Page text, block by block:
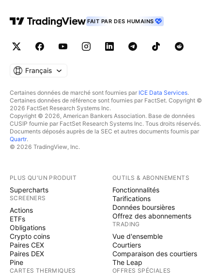
FAIT PAR DES HUMAINS
Français
Certaines données de marché sont fournies par ICE Data Services.
Certaines données de référence sont fournies par FactSet. Copyright ©
2026 FactSet Research Systems Inc.
Copyright © 2026, American Bankers Association. Base de données
CUSIP fournie par FactSet Research Systems Inc. Tous droits réservés.
Documents déposés auprès de la SEC et autres documents fournis par
Quartr.
© 2026 TradingView, Inc.
PLUS QU'UN PRODUIT
Supercharts
SCREENERS
Actions
ETFs
Obligations
Crypto coins
Paires CEX
Paires DEX
Pine
CARTES THERMIQUES
OUTILS & ABONNEMENTS
Fonctionnalités
Tarifications
Données boursières
Offrez des abonnements
TRADING
Vue d'ensemble
Courtiers
Comparaison des courtiers
The Leap
OFFRES SPÉCIALES